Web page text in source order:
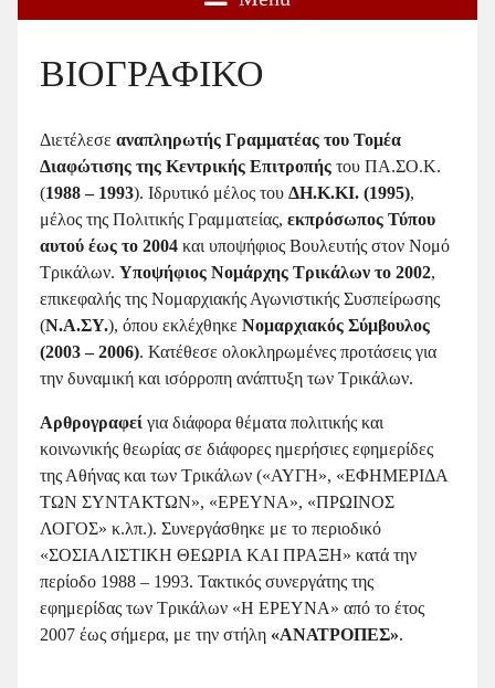
ΒΙΟΓΡΑΦΙΚΟ
Διετέλεσε αναπληρωτής Γραμματέας του Τομέα
Διαφώτισης της Κεντρικής Επιτροπής του ΠΑ.ΣΟ.Κ.
(1988 – 1993). Ιδρυτικό μέλος του ΔΗ.Κ.ΚΙ. (1995),
μέλος της Πολιτικής Γραμματείας, εκπρόσωπος Τύπου
αυτού έως το 2004 και υποψήφιος Βουλευτής στον Νομό
Τρικάλων. Υποψήφιος Νομάρχης Τρικάλων το 2002,
επικεφαλής της Νομαρχιακής Αγωνιστικής Συσπείρωσης
(Ν.Α.ΣΥ.), όπου εκλέχθηκε Νομαρχιακός Σύμβουλος
(2003 – 2006). Κατέθεσε ολοκληρωμένες προτάσεις για
την δυναμική και ισόρροπη ανάπτυξη των Τρικάλων.
Αρθρογραφεί για διάφορα θέματα πολιτικής και
κοινωνικής θεωρίας σε διάφορες ημερήσιες εφημερίδες
της Αθήνας και των Τρικάλων («ΑΥΓΗ», «ΕΦΗΜΕΡΙΔΑ
ΤΩΝ ΣΥΝΤΑΚΤΩΝ», «ΕΡΕΥΝΑ», «ΠΡΩΙΝΟΣ
ΛΟΓΟΣ» κ.λπ.). Συνεργάσθηκε με το περιοδικό
«ΣΟΣΙΑΛΙΣΤΙΚΗ ΘΕΩΡΙΑ ΚΑΙ ΠΡΑΞΗ» κατά την
περίοδο 1988 – 1993. Τακτικός συνεργάτης της
εφημερίδας των Τρικάλων «Η ΕΡΕΥΝΑ» από το έτος
2007 έως σήμερα, με την στήλη «ΑΝΑΤΡΟΠΕΣ».